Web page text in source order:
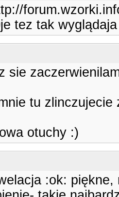
tez tak
sie
tu
otuchy :)
:ok: